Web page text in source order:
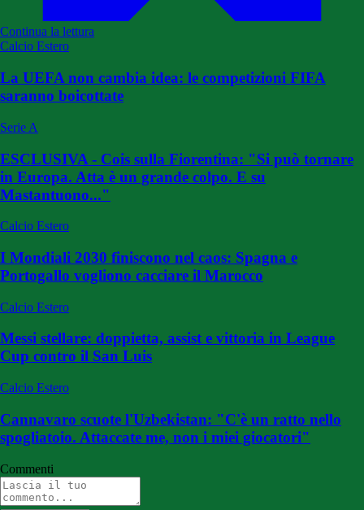
Continua la lettura
Calcio Estero
La UEFA non cambia idea: le competizioni FIFA
saranno boicottate
Serie A
ESCLUSIVA - Cois sulla Fiorentina: "Si può tornare
in Europa. Atta è un grande colpo. E su
Mastantuono..."
Calcio Estero
I Mondiali 2030 finiscono nel caos: Spagna e
Portogallo vogliono cacciare il Marocco
Calcio Estero
Messi stellare: doppietta, assist e vittoria in League
Cup contro il San Luis
Calcio Estero
Cannavaro scuote l'Uzbekistan: "C'è un ratto nello
spogliatoio. Attaccate me, non i miei giocatori"
Commenti